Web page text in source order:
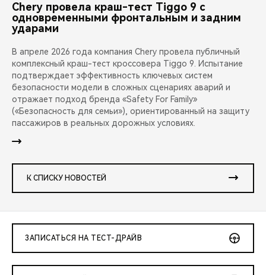
Chery провела краш-тест Tiggo 9 с
одновременными фронтальным и задним
ударами
В апреле 2026 года компания Chery провела публичный
комплексный краш-тест кроссовера Tiggo 9. Испытание
подтверждает эффективность ключевых систем
безопасности модели в сложных сценариях аварий и
отражает подход бренда «Safety For Family»
(«Безопасность для семьи»), ориентированный на защиту
пассажиров в реальных дорожных условиях.
К СПИСКУ НОВОСТЕЙ
ЗАПИСАТЬСЯ НА ТЕСТ-ДРАЙВ